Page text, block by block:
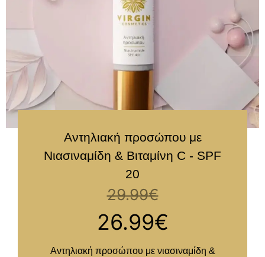
Αντηλιακή προσώπου με
Νιασιναμίδη & Βιταμίνη C - SPF
20
29.99€
26.99€
Αντηλιακή προσώπου με νιασιναμίδη &